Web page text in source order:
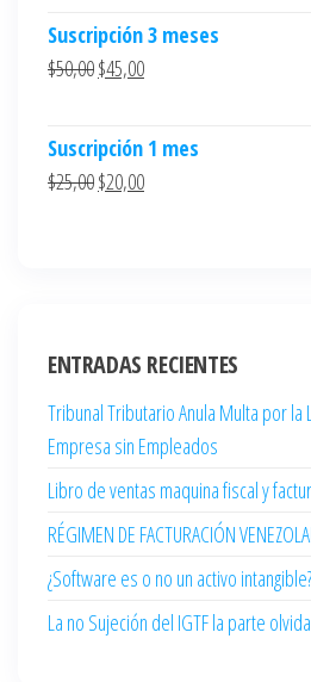
Suscripción 3 meses
$50,00$45,00
Suscripción 1 mes
$25,00$20,00
ENTRADAS RECIENTES
Tribunal Tributario Anula Multa por la
Empresa sin Empleados
Libro de ventas maquina fiscal y
RÉGIMEN DE FACTURACIÓN
¿Software es o no un activo intangible?
La no Sujeción del IGTF la parte